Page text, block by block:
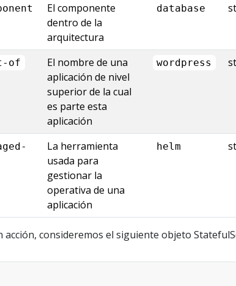
El componente
dentro de la
arquitectura
database
of
El nombre de una
aplicación de nivel
superior de la cual
es parte esta
aplicación
wordpress
La herramienta
usada para
gestionar la
operativa de una
aplicación
helm
consideremos el siguiente objeto